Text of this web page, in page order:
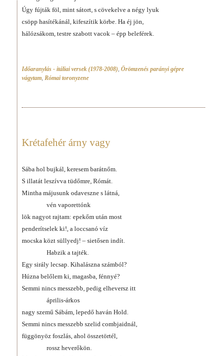
Úgy fújták föl, mint sátort, s cövekelve a négy lyuk
csöpp hasítékánál, kifeszítik körbe. Ha éj jön,
hálózsákom, testre szabott vacok – épp beleférek.
Időaranylás - itáliai versek (1978-2008) Örömzenés parányi gépre
vágytam Római toronyzene
Krétafehér árny vagy
Sába hol bujkál, keresem barátnőm.
S illatát leszívva tüdőmre, Rómát.
Mintha májusunk odaveszne s látná,
vén vaporettónk
lök nagyot rajtam: epekőm után most
penderítselek ki!, a loccsanó víz
mocska közt süllyedj! – sietősen indít.
Habzik a tajték.
Egy sirály lecsap. Kihalászna számból?
Húzna belőlem ki, magasba, fénnyé?
Semmi nincs messzebb, pedig elheversz itt
április-árkos
nagy szemű Sábám, lepedő haván Hold.
Semmi nincs messzebb szelid combjaidnál,
függönyöz foszlás, ahol összetörtél,
rossz heverőkön.